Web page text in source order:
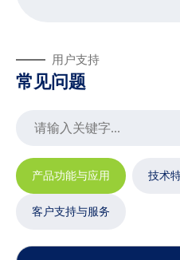
用户支持
常见问题
产品功能与应用 技术
客户支持与服务